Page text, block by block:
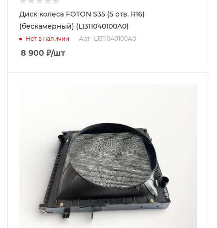
Диск колеса FOTON S35 (5 отв. R16)
(бескамерный) (L1311040100A0)
Нет в наличии Арт.: L1311040100A0
8 900 ₽/шт